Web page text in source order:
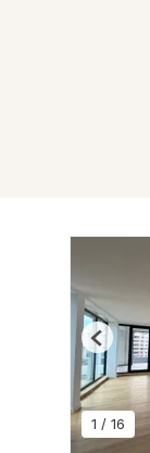
1 / 16